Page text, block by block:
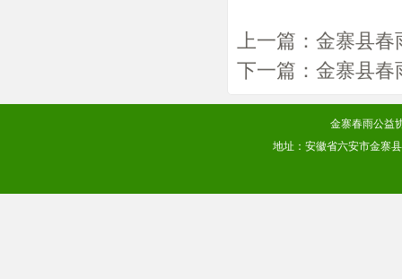
上一篇： 金寨县春
下一篇： 金寨县春
金寨春雨公益
地址：安徽省六安市金寨